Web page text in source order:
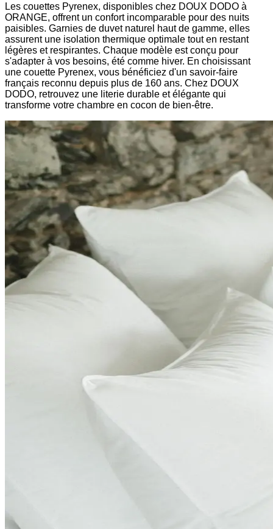
Les couettes Pyrenex, disponibles chez DOUX DODO à
ORANGE, offrent un confort incomparable pour des nuits
paisibles. Garnies de duvet naturel haut de gamme, elles
assurent une isolation thermique optimale tout en restant
légères et respirantes. Chaque modèle est conçu pour
s'adapter à vos besoins, été comme hiver. En choisissant
une couette Pyrenex, vous bénéficiez d'un savoir-faire
français reconnu depuis plus de 160 ans. Chez DOUX
DODO, retrouvez une literie durable et élégante qui
transforme votre chambre en cocon de bien-être.